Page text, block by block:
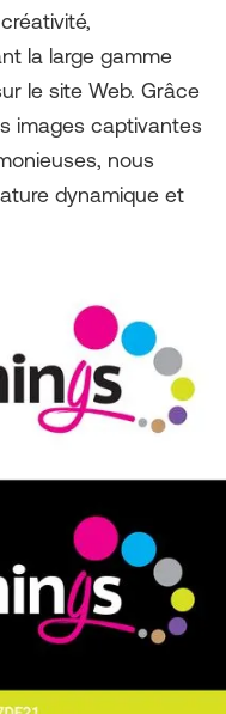
la large gamme
le site Web. Grâce
images captivantes
nous
dynamique et